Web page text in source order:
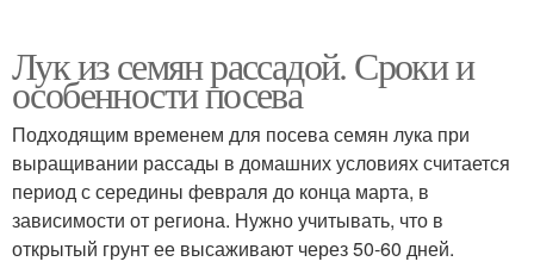
Лук из семян рассадой. Сроки и
особенности посева
Подходящим временем для посева семян лука при
выращивании рассады в домашних условиях считается
период с середины февраля до конца марта, в
зависимости от региона. Нужно учитывать, что в
открытый грунт ее высаживают через 50-60 дней.